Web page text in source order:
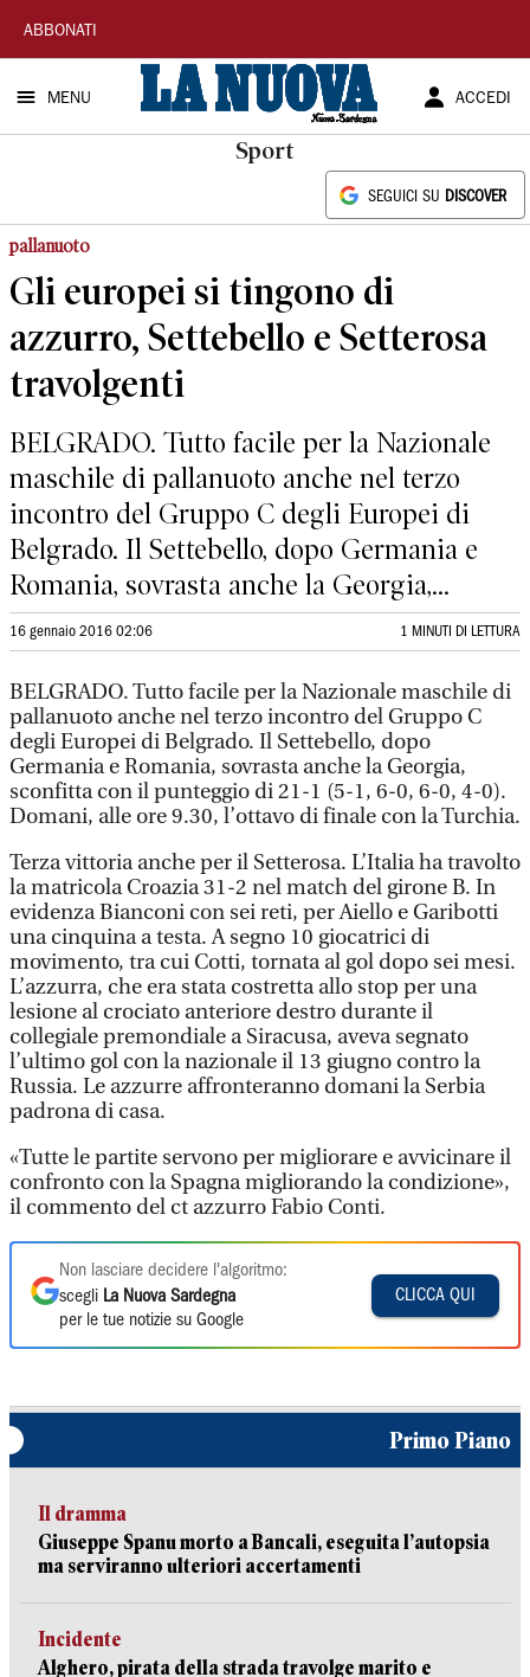
La
Nuova
Sardegna
ABBONATI
MENU ACCEDI
Sport
SEGUICI SU DISCOVER
pallanuoto
Gli europei si tingono di
azzurro, Settebello e Setterosa
travolgenti
BELGRADO. Tutto facile per la Nazionale
maschile di pallanuoto anche nel terzo
incontro del Gruppo C degli Europei di
Belgrado. Il Settebello, dopo Germania e
Romania, sovrasta anche la Georgia,...
16 gennaio 2016 02:06 1 MINUTI DI LETTURA
BELGRADO. Tutto facile per la Nazionale maschile di
pallanuoto anche nel terzo incontro del Gruppo C
degli Europei di Belgrado. Il Settebello, dopo
Germania e Romania, sovrasta anche la Georgia,
sconfitta con il punteggio di 21-1 (5-1, 6-0, 6-0, 4-0).
Domani, alle ore 9.30, l’ottavo di finale con la Turchia.
Terza vittoria anche per il Setterosa. L’Italia ha travolto
la matricola Croazia 31-2 nel match del girone B. In
evidenza Bianconi con sei reti, per Aiello e Garibotti
una cinquina a testa. A segno 10 giocatrici di
movimento, tra cui Cotti, tornata al gol dopo sei mesi.
L’azzurra, che era stata costretta allo stop per una
lesione al crociato anteriore destro durante il
collegiale premondiale a Siracusa, aveva segnato
l’ultimo gol con la nazionale il 13 giugno contro la
Russia. Le azzurre affronteranno domani la Serbia
padrona di casa.
«Tutte le partite servono per migliorare e avvicinare il
confronto con la Spagna migliorando la condizione»,
il commento del ct azzurro Fabio Conti.
Non lasciare decidere l'algoritmo:
scegli La Nuova Sardegna
per le tue notizie su Google
CLICCA QUI
Primo Piano
Il dramma
Giuseppe Spanu morto a Bancali, eseguita l’autopsia
ma serviranno ulteriori accertamenti
Incidente
Alghero, pirata della strada travolge marito e